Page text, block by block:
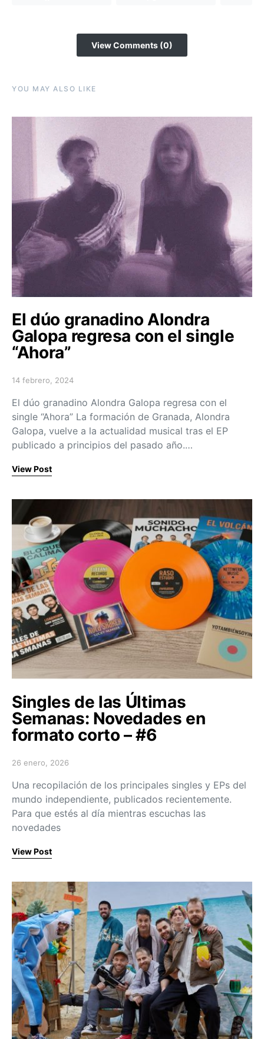
View Comments (0)
YOU MAY ALSO LIKE
El dúo granadino Alondra
Galopa regresa con el single
“Ahora”
Posted on
14 febrero, 2024
El dúo granadino Alondra Galopa regresa con el
single “Ahora” La formación de Granada, Alondra
Galopa, vuelve a la actualidad musical tras el EP
publicado a principios del pasado año.…
View Post
Singles de las Últimas
Semanas: Novedades en
formato corto – #6
Posted on
26 enero, 2026
Una recopilación de los principales singles y EPs del
mundo independiente, publicados recientemente.
Para que estés al día mientras escuchas las
novedades
View Post